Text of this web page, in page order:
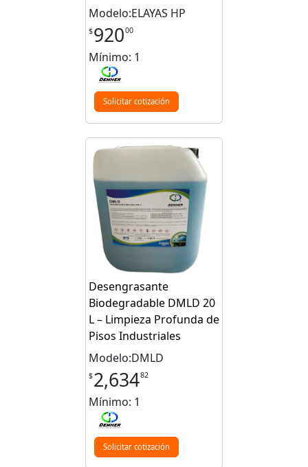
Modelo:ELAYAS HP
$92000
Mínimo: 1
Solicitar cotización
Desengrasante
Biodegradable DMLD 20
L – Limpieza Profunda de
Pisos Industriales
Modelo:DMLD
$2,63482
Mínimo: 1
Solicitar cotización